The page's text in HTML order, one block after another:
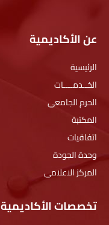
عن الأكاديمية
الرئيسية
الخــدمــــات
الحرم الجامعى
المكتبة
اتفاقيات
وحدة الجودة
المركز الاعلامى
تخصصات الأكاديمية